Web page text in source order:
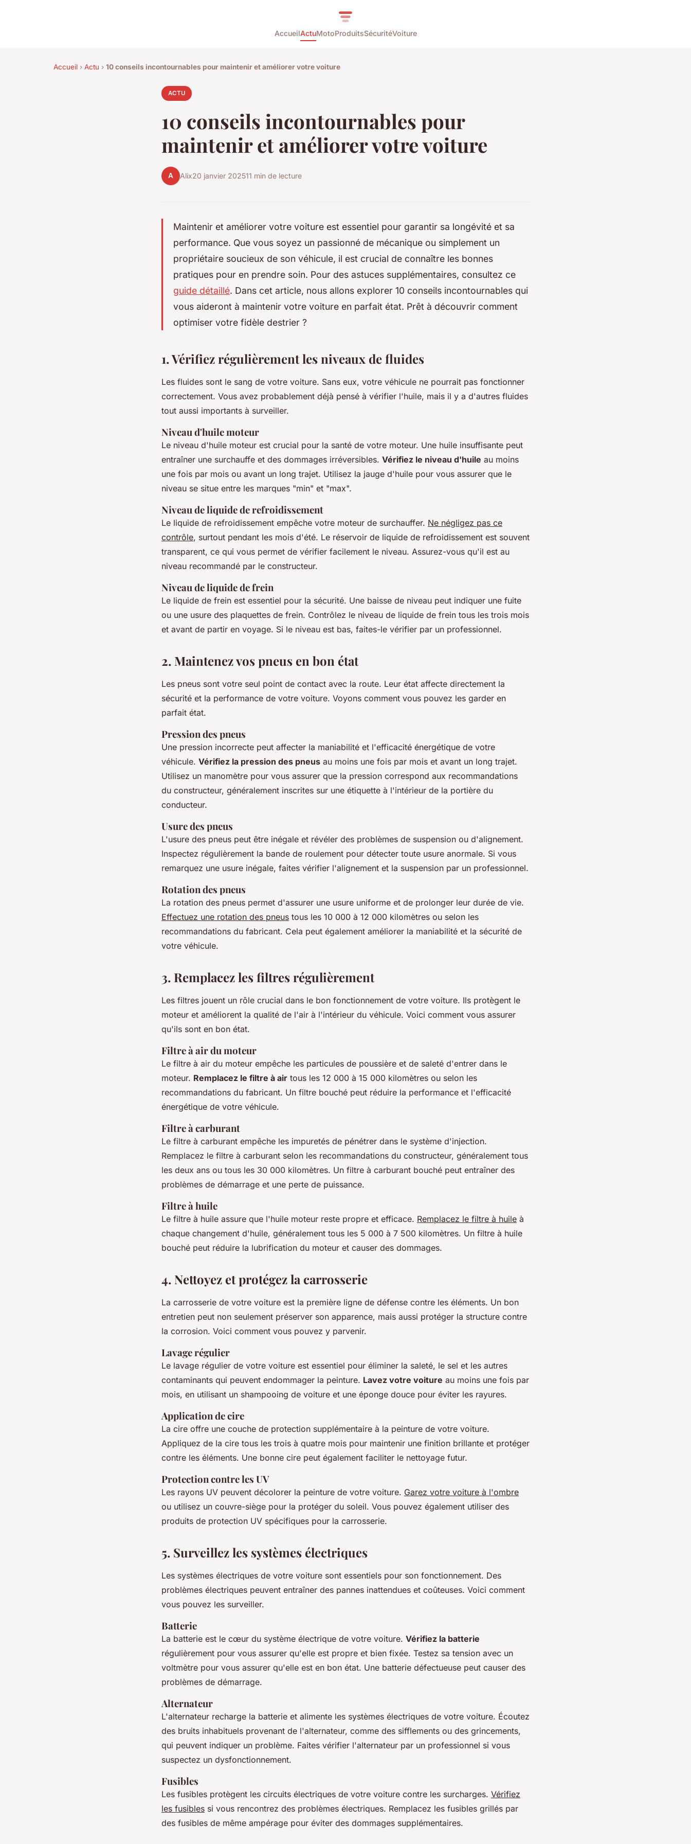
AccueilActuMotoProduitsSécuritéVoiture
Accueil › Actu › 10 conseils incontournables pour maintenir et améliorer votre voiture
ACTU
10 conseils incontournables pour
maintenir et améliorer votre voiture
A Alix20 janvier 202511 min de lecture
Maintenir et améliorer votre voiture est essentiel pour garantir sa longévité et sa
performance. Que vous soyez un passionné de mécanique ou simplement un
propriétaire soucieux de son véhicule, il est crucial de connaître les bonnes
pratiques pour en prendre soin. Pour des astuces supplémentaires, consultez ce
guide détaillé. Dans cet article, nous allons explorer 10 conseils incontournables qui
vous aideront à maintenir votre voiture en parfait état. Prêt à découvrir comment
optimiser votre fidèle destrier ?
1. Vérifiez régulièrement les niveaux de fluides
Les fluides sont le sang de votre voiture. Sans eux, votre véhicule ne pourrait pas fonctionner
correctement. Vous avez probablement déjà pensé à vérifier l'huile, mais il y a d'autres fluides
tout aussi importants à surveiller.
Niveau d'huile moteur
Le niveau d'huile moteur est crucial pour la santé de votre moteur. Une huile insuffisante peut
entraîner une surchauffe et des dommages irréversibles. Vérifiez le niveau d'huile au moins
une fois par mois ou avant un long trajet. Utilisez la jauge d'huile pour vous assurer que le
niveau se situe entre les marques "min" et "max".
Niveau de liquide de refroidissement
Le liquide de refroidissement empêche votre moteur de surchauffer. Ne négligez pas ce
contrôle, surtout pendant les mois d'été. Le réservoir de liquide de refroidissement est souvent
transparent, ce qui vous permet de vérifier facilement le niveau. Assurez-vous qu'il est au
niveau recommandé par le constructeur.
Niveau de liquide de frein
Le liquide de frein est essentiel pour la sécurité. Une baisse de niveau peut indiquer une fuite
ou une usure des plaquettes de frein. Contrôlez le niveau de liquide de frein tous les trois mois
et avant de partir en voyage. Si le niveau est bas, faites-le vérifier par un professionnel.
2. Maintenez vos pneus en bon état
Les pneus sont votre seul point de contact avec la route. Leur état affecte directement la
sécurité et la performance de votre voiture. Voyons comment vous pouvez les garder en
parfait état.
Pression des pneus
Une pression incorrecte peut affecter la maniabilité et l'efficacité énergétique de votre
véhicule. Vérifiez la pression des pneus au moins une fois par mois et avant un long trajet.
Utilisez un manomètre pour vous assurer que la pression correspond aux recommandations
du constructeur, généralement inscrites sur une étiquette à l'intérieur de la portière du
conducteur.
Usure des pneus
L'usure des pneus peut être inégale et révéler des problèmes de suspension ou d'alignement.
Inspectez régulièrement la bande de roulement pour détecter toute usure anormale. Si vous
remarquez une usure inégale, faites vérifier l'alignement et la suspension par un professionnel.
Rotation des pneus
La rotation des pneus permet d'assurer une usure uniforme et de prolonger leur durée de vie.
Effectuez une rotation des pneus tous les 10 000 à 12 000 kilomètres ou selon les
recommandations du fabricant. Cela peut également améliorer la maniabilité et la sécurité de
votre véhicule.
3. Remplacez les filtres régulièrement
Les filtres jouent un rôle crucial dans le bon fonctionnement de votre voiture. Ils protègent le
moteur et améliorent la qualité de l'air à l'intérieur du véhicule. Voici comment vous assurer
qu'ils sont en bon état.
Filtre à air du moteur
Le filtre à air du moteur empêche les particules de poussière et de saleté d'entrer dans le
moteur. Remplacez le filtre à air tous les 12 000 à 15 000 kilomètres ou selon les
recommandations du fabricant. Un filtre bouché peut réduire la performance et l'efficacité
énergétique de votre véhicule.
Filtre à carburant
Le filtre à carburant empêche les impuretés de pénétrer dans le système d'injection.
Remplacez le filtre à carburant selon les recommandations du constructeur, généralement tous
les deux ans ou tous les 30 000 kilomètres. Un filtre à carburant bouché peut entraîner des
problèmes de démarrage et une perte de puissance.
Filtre à huile
Le filtre à huile assure que l'huile moteur reste propre et efficace. Remplacez le filtre à huile à
chaque changement d'huile, généralement tous les 5 000 à 7 500 kilomètres. Un filtre à huile
bouché peut réduire la lubrification du moteur et causer des dommages.
4. Nettoyez et protégez la carrosserie
La carrosserie de votre voiture est la première ligne de défense contre les éléments. Un bon
entretien peut non seulement préserver son apparence, mais aussi protéger la structure contre
la corrosion. Voici comment vous pouvez y parvenir.
Lavage régulier
Le lavage régulier de votre voiture est essentiel pour éliminer la saleté, le sel et les autres
contaminants qui peuvent endommager la peinture. Lavez votre voiture au moins une fois par
mois, en utilisant un shampooing de voiture et une éponge douce pour éviter les rayures.
Application de cire
La cire offre une couche de protection supplémentaire à la peinture de votre voiture.
Appliquez de la cire tous les trois à quatre mois pour maintenir une finition brillante et protéger
contre les éléments. Une bonne cire peut également faciliter le nettoyage futur.
Protection contre les UV
Les rayons UV peuvent décolorer la peinture de votre voiture. Garez votre voiture à l'ombre
ou utilisez un couvre-siège pour la protéger du soleil. Vous pouvez également utiliser des
produits de protection UV spécifiques pour la carrosserie.
5. Surveillez les systèmes électriques
Les systèmes électriques de votre voiture sont essentiels pour son fonctionnement. Des
problèmes électriques peuvent entraîner des pannes inattendues et coûteuses. Voici comment
vous pouvez les surveiller.
Batterie
La batterie est le cœur du système électrique de votre voiture. Vérifiez la batterie
régulièrement pour vous assurer qu'elle est propre et bien fixée. Testez sa tension avec un
voltmètre pour vous assurer qu'elle est en bon état. Une batterie défectueuse peut causer des
problèmes de démarrage.
Alternateur
L'alternateur recharge la batterie et alimente les systèmes électriques de votre voiture. Écoutez
des bruits inhabituels provenant de l'alternateur, comme des sifflements ou des grincements,
qui peuvent indiquer un problème. Faites vérifier l'alternateur par un professionnel si vous
suspectez un dysfonctionnement.
Fusibles
Les fusibles protègent les circuits électriques de votre voiture contre les surcharges. Vérifiez
les fusibles si vous rencontrez des problèmes électriques. Remplacez les fusibles grillés par
des fusibles de même ampérage pour éviter des dommages supplémentaires.